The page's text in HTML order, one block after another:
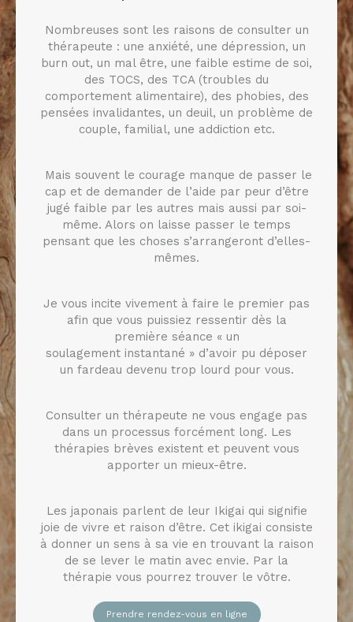
Nombreuses sont les raisons de consulter un
thérapeute : une anxiété, une dépression, un
burn out, un mal être, une faible estime de soi,
des TOCS, des TCA (troubles du
comportement alimentaire), des phobies, des
pensées invalidantes, un deuil, un problème de
couple, familial, une addiction etc.
Mais souvent le courage manque de passer le
cap et de demander de l’aide par peur d’être
jugé faible par les autres mais aussi par soi-
même. Alors on laisse passer le temps
pensant que les choses s’arrangeront d’elles-
mêmes.
Je vous incite vivement à faire le premier pas
afin que vous puissiez ressentir dès la
première séance « un
soulagement instantané » d’avoir pu déposer
un fardeau devenu trop lourd pour vous.
Consulter un thérapeute ne vous engage pas
dans un processus forcément long. Les
thérapies brèves existent et peuvent vous
apporter un mieux-être.
Les japonais parlent de leur Ikigai qui signifie
joie de vivre et raison d’être. Cet ikigai consiste
à donner un sens à sa vie en trouvant la raison
de se lever le matin avec envie. Par la
thérapie vous pourrez trouver le vôtre.
Prendre rendez-vous en ligne